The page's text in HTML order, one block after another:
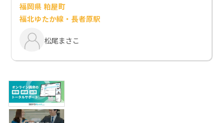
福岡県 粕屋町
福北ゆたか線・長者原駅
松尾まさこ